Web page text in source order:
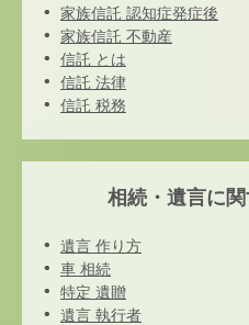
家族信託 認知症発症後
家族信託 不動産
信託 とは
信託 法律
信託 税務
相続・遺言に
遺言 作り方
車 相続
特定 遺贈
遺言 執行者